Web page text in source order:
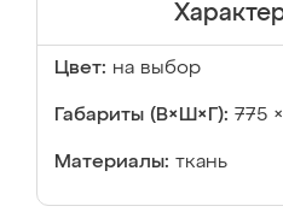
Цвет: на выбор
Габариты (В×Ш×Г): 775
Материалы: ткань